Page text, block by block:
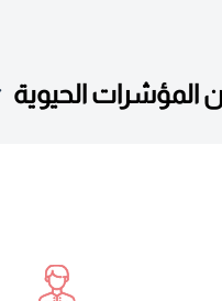
الحيوية